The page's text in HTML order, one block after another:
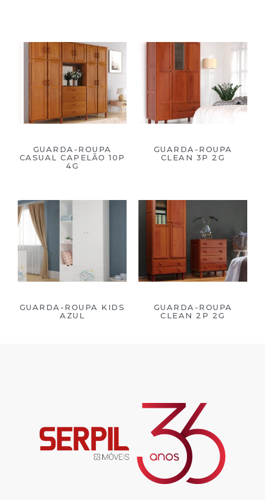
GUARDA-ROUPA
CASUAL CAPELÃO 10P
4G
GUARDA-ROUPA
CLEAN 3P 2G
GUARDA-ROUPA KIDS
AZUL
GUARDA-ROUPA
CLEAN 2P 2G